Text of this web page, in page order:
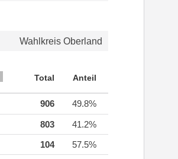
Wahlkreis Oberland
Total Anteil
906 49.8%
803
41.2%
104
57.5%